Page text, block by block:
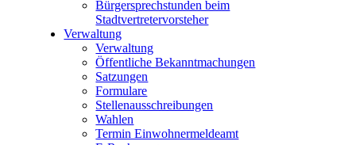
Bürgersprechstunden beim
Stadtvertretervorsteher
Verwaltung
Verwaltung
Öffentliche Bekanntmachungen
Satzungen
Formulare
Stellenausschreibungen
Wahlen
Termin Einwohnermeldeamt